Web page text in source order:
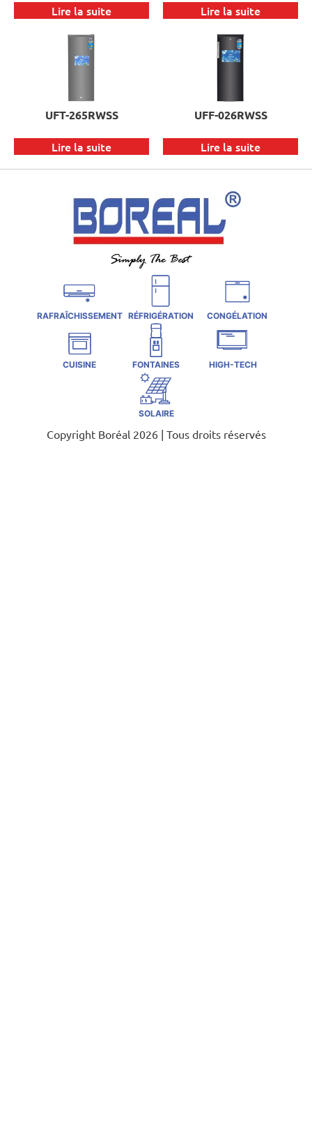
Lire la suite Lire la suite
UFT-265RWSS
Lire la suite
UFF-026RWSS
Lire la suite
RAFRAÎCHISSEMENT RÉFRIGÉRATION CONGÉLATION
CUISINE FONTAINES HIGH-TECH
SOLAIRE
Copyright Boréal 2026 | Tous droits réservés